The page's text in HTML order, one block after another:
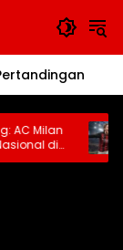
Milan
di